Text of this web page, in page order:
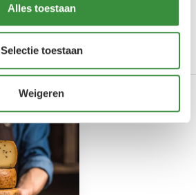
Alles toestaan
Selectie toestaan
Weigeren
Kaas
dit artikel